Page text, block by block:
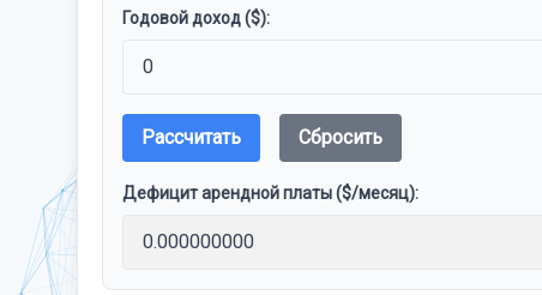
Годовой доход ($):
Рассчитать Сбросить
Дефицит арендной платы ($/месяц):